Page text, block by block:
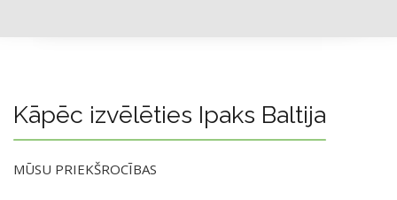
Kāpēc izvēlēties Ipaks Baltija
MŪSU PRIEKŠROCĪBAS